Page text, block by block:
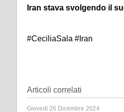
Iran stava svolgendo il
#CeciliaSala #Iran
Articoli correlati
Giovedì 26 Dicembre 2024